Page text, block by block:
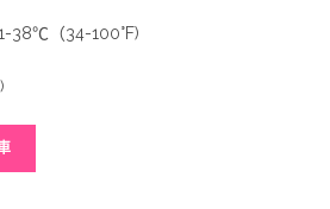
38℃（34-100°F)